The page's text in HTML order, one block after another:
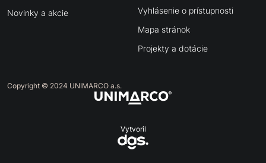
Novinky a akcie
Vyhlásenie o prístupnosti
Mapa stránok
Projekty a dotácie
Copyright © 2024 UNIMARCO a.s.
Vytvoril